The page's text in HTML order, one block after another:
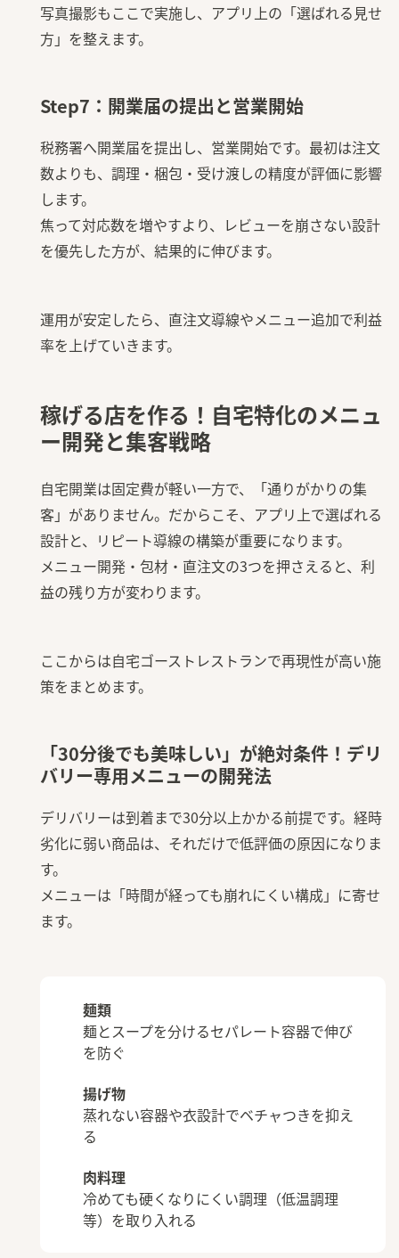
写真撮影もここで実施し、アプリ上の「選ばれる見せ
方」を整えます。
Step7：開業届の提出と営業開始
税務署へ開業届を提出し、営業開始です。最初は注文
数よりも、調理・梱包・受け渡しの精度が評価に影響
します。
焦って対応数を増やすより、レビューを崩さない設計
を優先した方が、結果的に伸びます。
運用が安定したら、直注文導線やメニュー追加で利益
率を上げていきます。
稼げる店を作る！自宅特化のメニュ
ー開発と集客戦略
自宅開業は固定費が軽い一方で、「通りがかりの集
客」がありません。だからこそ、アプリ上で選ばれる
設計と、リピート導線の構築が重要になります。
メニュー開発・包材・直注文の3つを押さえると、利
益の残り方が変わります。
ここからは自宅ゴーストレストランで再現性が高い施
策をまとめます。
「30分後でも美味しい」が絶対条件！デリ
バリー専用メニューの開発法
デリバリーは到着まで30分以上かかる前提です。経時
劣化に弱い商品は、それだけで低評価の原因になりま
す。
メニューは「時間が経っても崩れにくい構成」に寄せ
ます。
麺類
麺とスープを分けるセパレート容器で伸び
を防ぐ
揚げ物
蒸れない容器や衣設計でベチャつきを抑え
る
肉料理
冷めても硬くなりにくい調理（低温調理
等）を取り入れる